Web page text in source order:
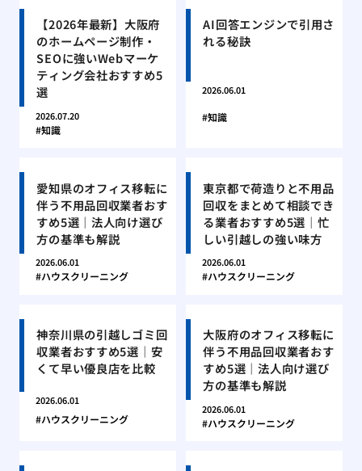
【2026年最新】大阪府
のホームページ制作・
SEOに強いWebマーケ
ティング会社おすすめ5
選
2026.07.20
知識
AI回答エンジンで引用さ
れる秘訣
2026.06.01
知識
愛知県のオフィス移転に
伴う不用品回収業者おす
すめ5選｜法人向け選び
方の基準も解説
2026.06.01
ハウスクリーニング
東京都で荷造りと不用品
回収をまとめて相談でき
る業者おすすめ5選｜忙
しい引越しの強い味方
2026.06.01
ハウスクリーニング
神奈川県の引越しゴミ回
収業者おすすめ5選｜安
くて早い優良店を比較
2026.06.01
ハウスクリーニング
大阪府のオフィス移転に
伴う不用品回収業者おす
すめ5選｜法人向け選び
方の基準も解説
2026.06.01
ハウスクリーニング